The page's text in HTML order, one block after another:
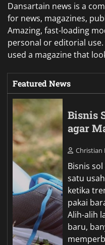
Dansartain news is a
for news, magazines,
Amazing, fast-loading
personal or editorial use.
used a magazine that
Featured News
Bisnis
agar
Christian
Bisnis
satu
ketika
pakai
Alih-alih
baru,